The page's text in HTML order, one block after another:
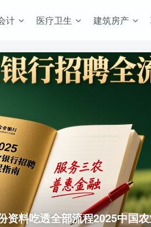
计 医疗卫生 建筑房产
资料吃透全部流程2025中国